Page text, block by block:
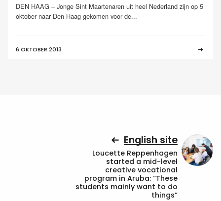
DEN HAAG – Jonge Sint Maartenaren uit heel Nederland zijn op 5
oktober naar Den Haag gekomen voor de...
6 OKTOBER 2013
English site
Loucette Reppenhagen
started a mid-level
creative vocational
program in Aruba: “These
students mainly want to do
things”